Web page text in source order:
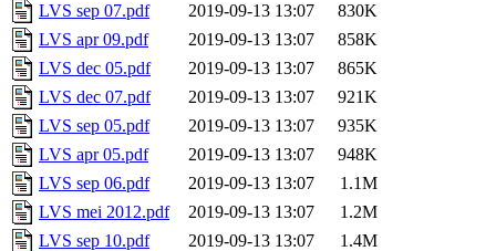
LVS sep 07.pdf
2019-09-13 13:07
830K
LVS apr 09.pdf
2019-09-13 13:07
858K
LVS dec 05.pdf
2019-09-13 13:07
865K
LVS dec 07.pdf
2019-09-13 13:07
921K
LVS sep 05.pdf
2019-09-13 13:07
935K
LVS apr 05.pdf
2019-09-13 13:07
948K
LVS sep 06.pdf
2019-09-13 13:07
1.1M
LVS mei 2012.pdf
2019-09-13 13:07
1.2M
LVS sep 10.pdf
2019-09-13 13:07
1.4M